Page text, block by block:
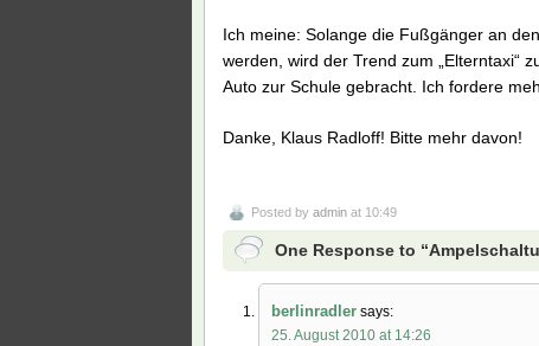
Ich meine: Solange die Fußgänger an
werden, wird der Trend zum „Elterntaxi“
Auto zur Schule gebracht. Ich fordere
Danke, Klaus Radloff! Bitte mehr davon!
Posted by admin at 10:49
One Response to
berlinradler says:
25. August 2010 at 14:26